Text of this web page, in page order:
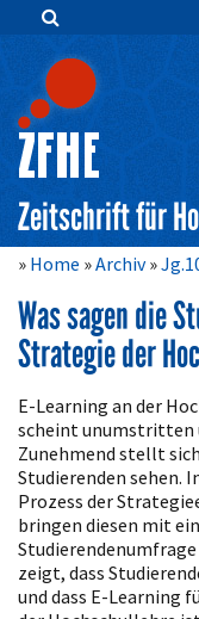
Zum
springen
Hauptnavigation
Inhalt
Sidebar
Zeitschrift für
Home Archiv
Was sagen die
Strategie der
Artikelinhalt
E-Learning an der
scheint unumstritten
Zunehmend stellt
Studierenden sehen.
Prozess der
bringen diesen mit
zeigt, dass
und dass E-Learning